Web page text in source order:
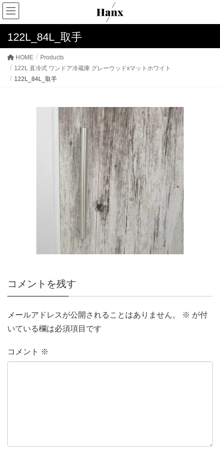
122L_84L_取手
HOME
Products
122L 直冷式 ワンドア冷蔵庫 グレーウッドxマットホワイト
122L_84L_取手
コメントを残す
メールアドレスが公開されることはありません。 ※ が付
いている欄は必須項目です
コメント ※